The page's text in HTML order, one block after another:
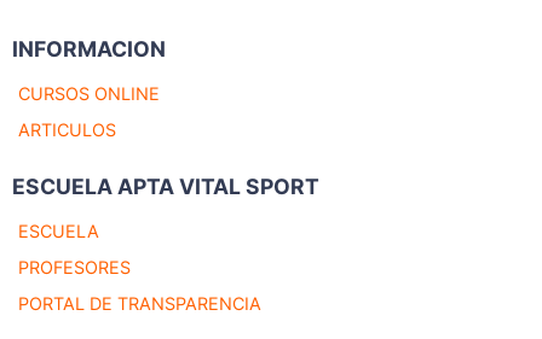
INFORMACION
CURSOS ONLINE
ARTICULOS
ESCUELA APTA VITAL SPORT
ESCUELA
PROFESORES
PORTAL DE TRANSPARENCIA